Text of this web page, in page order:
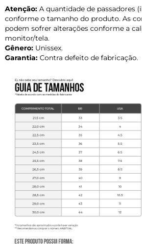
Atenção: A quantidade de passadores
conforme o tamanho do produto. As
podem sofrer alterações conforme a
monitor/tela.
Gênero: Unissex.
Garantia: Contra defeito de fabricação.